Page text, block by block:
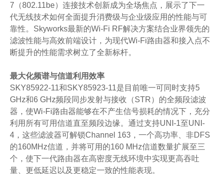
7（802.11be）连接技术创新成为全场焦点，展示了下一
代无线技术如何全面提升消费级与企业级应用的性能与可
靠性。Skyworks最新的Wi-Fi RF解决方案结合业界领先的
滤波性能与高效前端设计，为现代Wi-Fi路由器和接入点不
断提升的性能需求树立了全新标杆。
最大化频谱与信道利用效率
SKY85922-11和SKY85923-11是目前唯一可同时支持5
GHz和6 GHz频段同步发射与接收（STR）的全频段滤波
器，使Wi-Fi路由器能够在不产生信号损耗的情况下，充分
利用所有可用信道直至频段边缘。通过支持UNI-1至UNI-
4，这些滤波器可解锁Channel 163，一个高功率、非DFS
的160MHz信道，并将可用的160 MHz信道数量扩展至三
个，使下一代路由器在高密度无线环境中实现更高吞吐
量、更低延迟以及更稳定一致的性能表现。